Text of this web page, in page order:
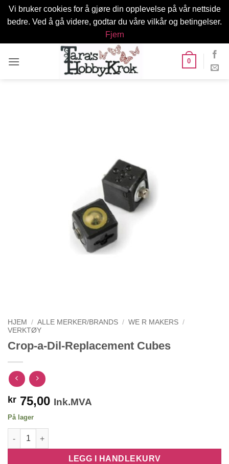
Vi bruker cookies for å gjøre din opplevelse på vår nettside
bedre. Ved å gå videre, godtar du våre vilkår og betingelser.
Fjern
0
HJEM / ALLE MERKER/BRANDS / WE R MAKERS /
VERKTØY
Crop-a-Dil-Replacement Cubes
kr 75,00 Ink.MVA
På lager
Crop-a-Dil-Replacement Cubes antall
LEGG I HANDLEKURV